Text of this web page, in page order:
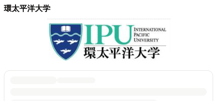
環太平洋大学